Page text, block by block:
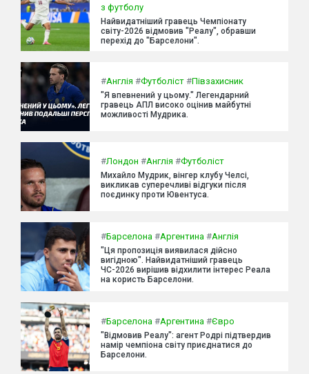
з футболу
Найвидатніший гравець Чемпіонату
світу-2026 відмовив "Реалу", обравши
перехід до "Барселони".
#Англія #Футболіст #Півзахисник
"Я впевнений у цьому." Легендарний
гравець АПЛ високо оцінив майбутні
можливості Мудрика.
#Лондон #Англія #Футболіст
Михайло Мудрик, вінгер клубу Челсі,
викликав суперечливі відгуки після
поєдинку проти Ювентуса.
#Барселона #Аргентина #Англія
"Ця пропозиція виявилася дійсно
вигідною". Найвидатніший гравець
ЧС-2026 вирішив відхилити інтерес Реала
на користь Барселони.
#Барселона #Аргентина #Євро
"Відмовив Реалу": агент Родрі підтвердив
намір чемпіона світу приєднатися до
Барселони.